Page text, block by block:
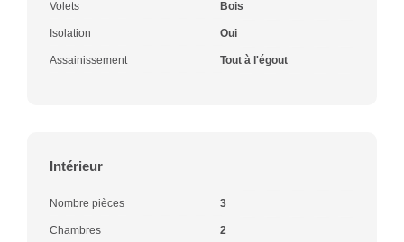
Volets Bois
Isolation Oui
Assainissement Tout à l'égout
Intérieur
Nombre pièces 3
Chambres 2